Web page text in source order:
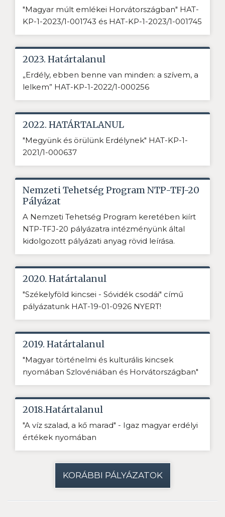
"Magyar múlt emlékei Horvátországban" HAT-
KP-1-2023/1-001743 és HAT-KP-1-2023/1-001745
2023. Határtalanul
„Erdély, ebben benne van minden: a szívem, a
lelkem” HAT-KP-1-2022/1-000256
2022. HATÁRTALANUL
"Megyünk és örülünk Erdélynek" HAT-KP-1-
2021/1-000637
Nemzeti Tehetség Program NTP-TFJ-20
Pályázat
A Nemzeti Tehetség Program keretében kiírt
NTP-TFJ-20 pályázatra intézményünk által
kidolgozott pályázati anyag rövid leírása.
2020. Határtalanul
"Székelyföld kincsei - Sóvidék csodái" című
pályázatunk HAT-19-01-0926 NYERT!
2019. Határtalanul
"Magyar történelmi és kulturális kincsek
nyomában Szlovéniában és Horvátországban"
2018.Határtalanul
"A víz szalad, a kő marad" - Igaz magyar erdélyi
értékek nyomában
KORÁBBI PÁLYÁZATOK